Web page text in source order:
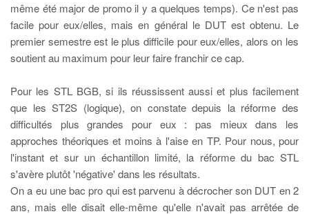
même été major de promo il y a quelques temps). Ce n'est pas
facile pour eux/elles, mais en général le DUT est obtenu. Le
premier semestre est le plus difficile pour eux/elles, alors on les
soutient au maximum pour leur faire franchir ce cap.
Pour les STL BGB, si ils réussissent aussi et plus facilement
que les ST2S (logique), on constate depuis la réforme des
difficultés plus grandes pour eux : pas mieux dans les
approches théoriques et moins à l'aise en TP. Pour nous, pour
l'instant et sur un échantillon limité, la réforme du bac STL
s'avère plutôt 'négative' dans les résultats.
On a eu une bac pro qui est parvenu à décrocher son DUT en 2
ans, mais elle disait elle-même qu'elle n'avait pas arrêtée de